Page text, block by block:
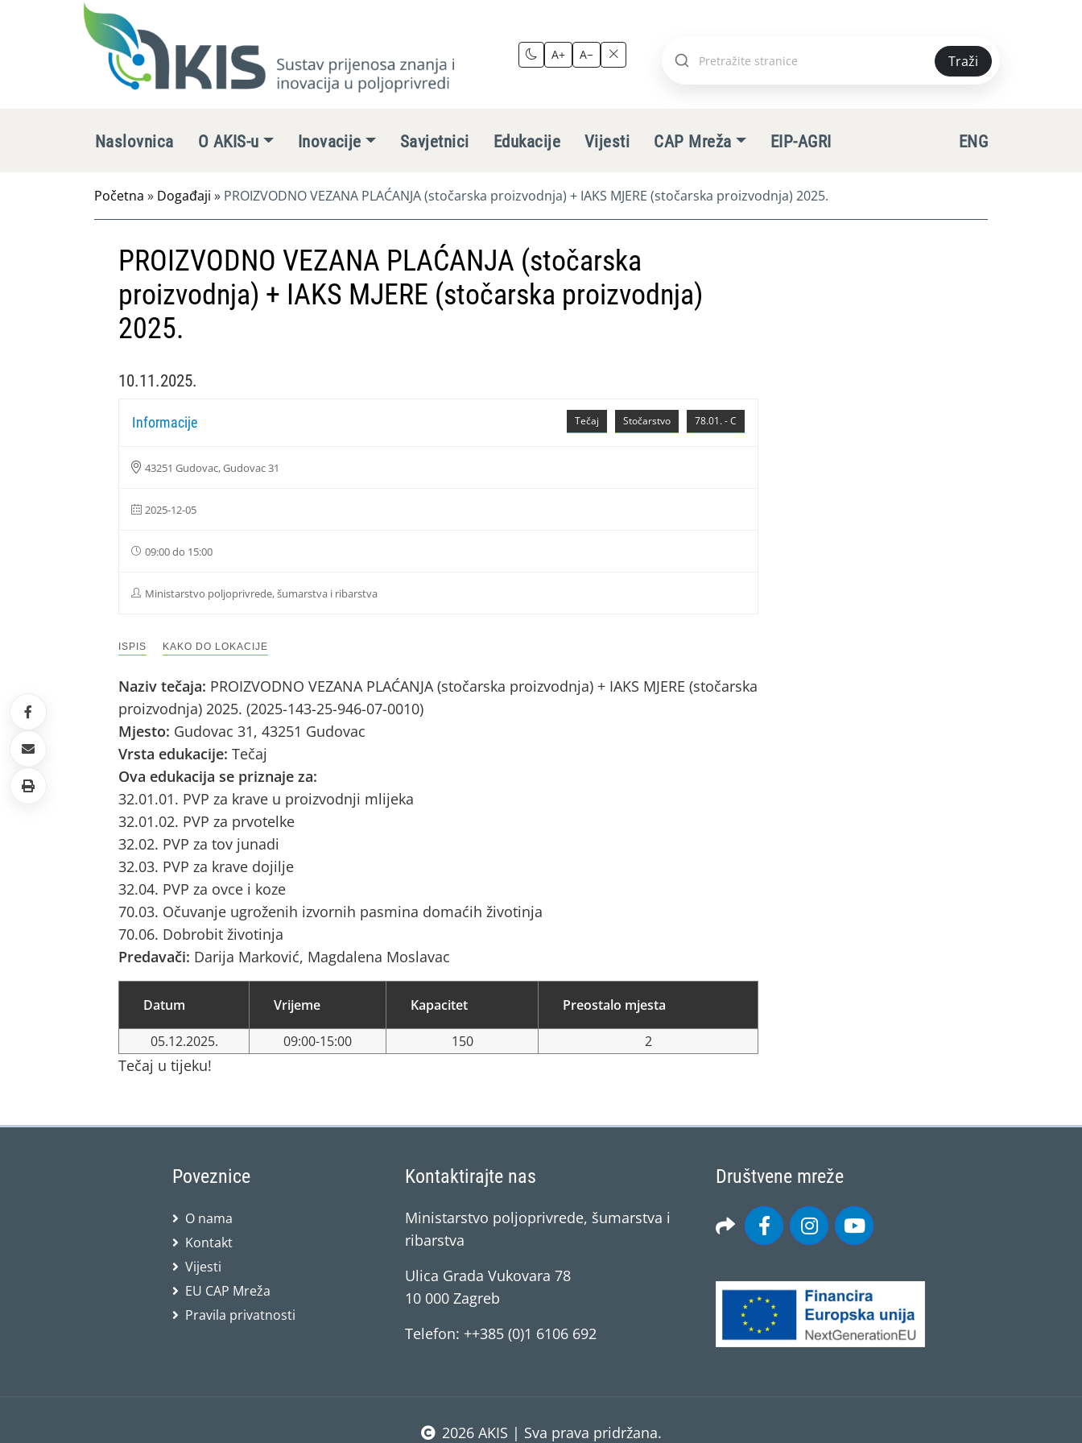
A+ A−
Pretraži
Traži
Naslovnica O AKIS-u Inovacije Savjetnici Edukacije Vijesti CAP Mreža EIP-AGRI ENG
Početna » Događaji » PROIZVODNO VEZANA PLAĆANJA (stočarska proizvodnja) + IAKS MJERE (stočarska proizvodnja) 2025.
PROIZVODNO VEZANA PLAĆANJA (stočarska
proizvodnja) + IAKS MJERE (stočarska proizvodnja)
2025.
10.11.2025.
78.01. - C
Stočarstvo
Tečaj
Informacije
43251 Gudovac, Gudovac 31
2025-12-05
09:00 do 15:00
Ministarstvo poljoprivrede, šumarstva i ribarstva
ISPIS KAKO DO LOKACIJE
Naziv tečaja: PROIZVODNO VEZANA PLAĆANJA (stočarska proizvodnja) + IAKS MJERE (stočarska
proizvodnja) 2025. (2025-143-25-946-07-0010)
Mjesto: Gudovac 31, 43251 Gudovac
Vrsta edukacije: Tečaj
Ova edukacija se priznaje za:
32.01.01. PVP za krave u proizvodnji mlijeka
32.01.02. PVP za prvotelke
32.02. PVP za tov junadi
32.03. PVP za krave dojilje
32.04. PVP za ovce i koze
70.03. Očuvanje ugroženih izvornih pasmina domaćih životinja
70.06. Dobrobit životinja
Predavači: Darija Marković, Magdalena Moslavac
Datum Vrijeme Kapacitet Preostalo mjesta
05.12.2025. 09:00-15:00 150 2
Tečaj u tijeku!
Poveznice
O nama
Kontakt
Vijesti
EU CAP Mreža
Pravila privatnosti
Kontaktirajte nas
Ministarstvo poljoprivrede, šumarstva i
ribarstva
Ulica Grada Vukovara 78
10 000 Zagreb
Telefon: ++385 (0)1 6106 692
Društvene mreže
2026 AKIS | Sva prava pridržana.